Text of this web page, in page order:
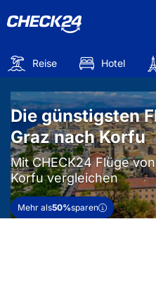
Reise Hotel
Die günstigsten
Graz nach Korfu
Mit CHECK24 Flüge
Korfu vergleichen
Mehr als50%sparen